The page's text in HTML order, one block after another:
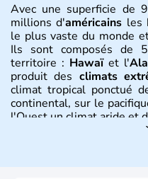
Avec une superficie de
millions d'américains les
le plus vaste du monde
Ils sont composés de
territoire : Hawaïet l'
produit des climats
climat tropical ponctué
continental, sur le
l'Ouest un climat aride et